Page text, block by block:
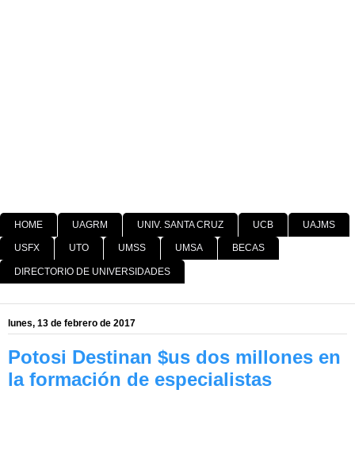
HOME UAGRM UNIV. SANTA CRUZ UCB UAJMS
USFX UTO UMSS UMSA BECAS
DIRECTORIO DE UNIVERSIDADES
lunes, 13 de febrero de 2017
Potosi Destinan $us dos millones en
la formación de especialistas